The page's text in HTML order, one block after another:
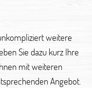
weitere
Sie dazu kurz Ihre
mit weiteren
Angebot.